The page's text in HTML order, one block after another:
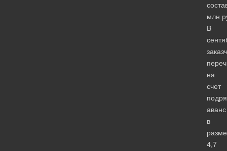
млн
В
на
счет
аванс
в
4,7